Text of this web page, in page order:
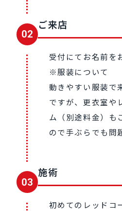
02
ご来店
受付にてお名前を
※服装について
動きやすい服装で
ですが、更衣室や
ム（別途料金）も
ので手ぶらでも問
03
施術
初めてのレッドコ